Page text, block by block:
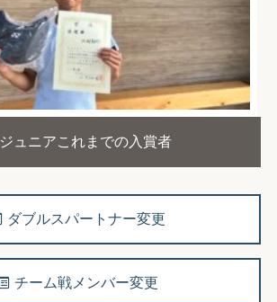
ジュニアこれまでの入賞者
ダブルスパートナー変更
チーム戦メンバー変更